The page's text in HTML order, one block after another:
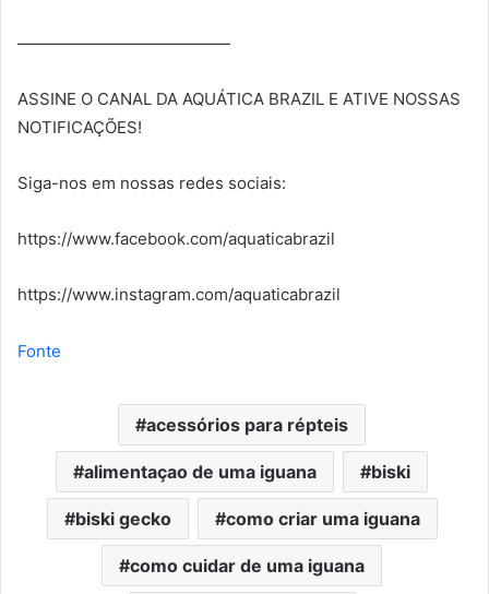
—————————————
ASSINE O CANAL DA AQUÁTICA BRAZIL E ATIVE NOSSAS
NOTIFICAÇÕES!
Siga-nos em nossas redes sociais:
https://www.facebook.com/aquaticabrazil​​
https://www.instagram.com/aquaticabrazil​
Fonte
acessórios para répteis
alimentaçao de uma iguana biski
biski gecko como criar uma iguana
como cuidar de uma iguana